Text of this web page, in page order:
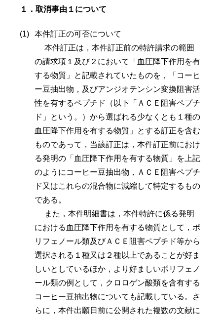
１．取消事由１について
本件訂正の可否について
本件訂正は，本件訂正前の特許請求の範囲
の請求項１及び２において「血圧降下作用を有
する物質」と記載されていたものを，「コーヒ
ー豆抽出物，及びアンジオテンシン変換阻害活
性を有するペプチド（以下「ＡＣＥ阻害ペプチ
ド」という。）から選ばれる少なくとも１種の
血圧降下作用を有する物質」とする訂正を含む
ものであって，当該訂正は，本件訂正前におけ
る発明の「血圧降下作用を有する物質」を上記
のようにコーヒー豆抽出物，ＡＣＥ阻害ペプチ
ド又はこれらの混合物に減縮して特定するもの
である。
また，本件明細書は，本件特許に係る発明
における血圧降下作用を有する物質として，ポ
リフェノール類及びＡＣＥ阻害ペプチド等から
選択される１種又は２種以上であることが好ま
しいとしているほか，より好ましいポリフェノ
ール類の例として，クロロゲン酸類を含有する
コーヒー豆抽出物についても記載している。さ
らに，本件出願日前に公開された複数の文献に